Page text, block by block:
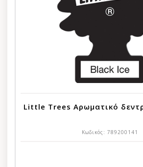
Little Trees Αρωματικό
Κωδικός: 789200141